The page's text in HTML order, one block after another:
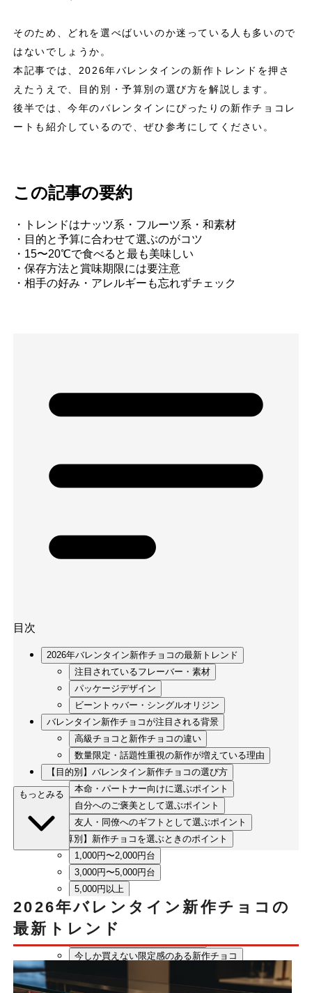
そのため、どれを選べばいいのか迷っている人も多いので
はないでしょうか。
本記事では、2026年バレンタインの新作トレンドを押さ
えたうえで、目的別・予算別の選び方を解説します。
後半では、今年のバレンタインにぴったりの新作チョコレ
ートも紹介しているので、ぜひ参考にしてください。
この記事の要約
・トレンドはナッツ系・フルーツ系・和素材
・目的と予算に合わせて選ぶのがコツ
・15〜20℃で食べると最も美味しい
・保存方法と賞味期限には要注意
・相手の好み・アレルギーも忘れずチェック
目次
2026年バレンタイン新作チョコの最新トレンド
注目されているフレーバー・素材
パッケージデザイン
ビーントゥバー・シングルオリジン
バレンタイン新作チョコが注目される背景
高級チョコと新作チョコの違い
数量限定・話題性重視の新作が増えている理由
【目的別】バレンタイン新作チョコの選び方
本命・パートナー向けに選ぶポイント
自分へのご褒美として選ぶポイント
友人・同僚へのギフトとして選ぶポイント
【予算別】新作チョコを選ぶときのポイント
1,000円〜2,000円台
3,000円〜5,000円台
5,000円以上
迷ったらここから選びたいバレンタイン新作チョコ
自分へのご褒美に選びたい新作チョコ
贈って喜ばれやすい新作チョコ
今しか買えない限定感のある新作チョコ
通販でバレンタイン新作チョコを選ぶときの注意点
賞味期限と配送日の確認
もっとみる
2026年バレンタイン新作チョコの
最新トレンド